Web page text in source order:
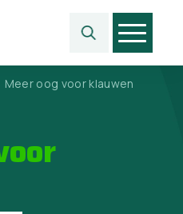
Meer oog voor klauwen